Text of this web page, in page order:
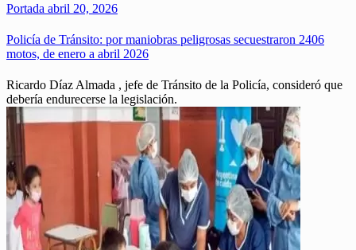
Portada abril 20, 2026
Policía de Tránsito: por maniobras peligrosas secuestraron 2406
motos, de enero a abril 2026
Ricardo Díaz Almada , jefe de Tránsito de la Policía, consideró que
debería endurecerse la legislación.